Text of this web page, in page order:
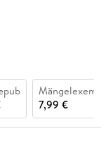
7,99 €